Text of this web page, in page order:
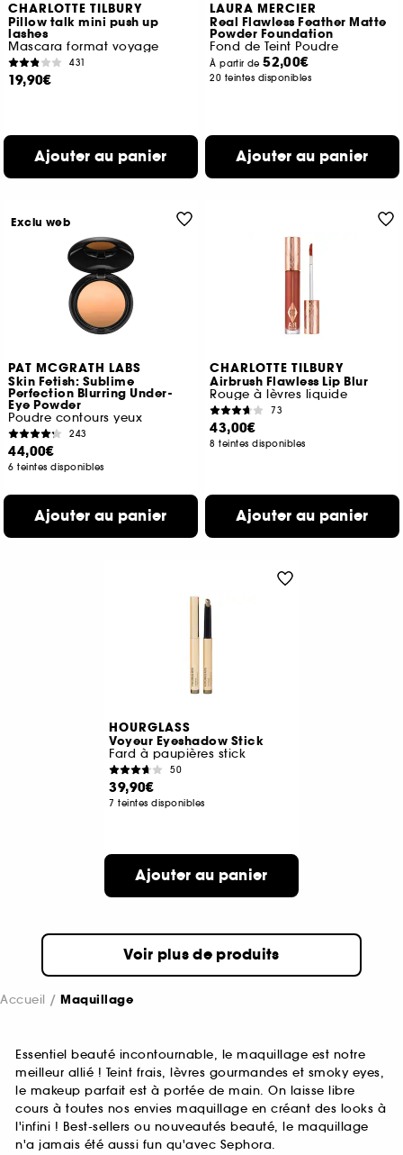
CHARLOTTE TILBURY
Pillow talk mini push up
lashes
Mascara format voyage
431
19,90€
Ajouter au panier
LAURA MERCIER
Real Flawless Feather Matte
Powder Foundation
Fond de Teint Poudre
À partir de52,00€
20 teintes disponibles
Ajouter au panier
PAT MCGRATH LABS
Skin Fetish: Sublime
Perfection Blurring Under-
Eye Powder
Poudre contours yeux
243
44,00€
6 teintes disponibles
Ajouter au panier
Exclu web
CHARLOTTE TILBURY
Airbrush Flawless Lip Blur
Rouge à lèvres liquide
73
43,00€
8 teintes disponibles
Ajouter au panier
HOURGLASS
Voyeur Eyeshadow Stick
Fard à paupières stick
50
39,90€
7 teintes disponibles
Ajouter au panier
Voir plus de produits
Accueil Maquillage
Essentiel beauté incontournable, le maquillage est notre
meilleur allié ! Teint frais, lèvres gourmandes et smoky eyes,
le makeup parfait est à portée de main. On laisse libre
cours à toutes nos envies maquillage en créant des looks à
l'infini ! Best-sellers ou nouveautés beauté, le maquillage
n'a jamais été aussi fun qu'avec Sephora.